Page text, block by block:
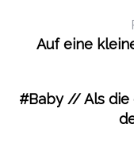
Auf eine
#Baby // Als die